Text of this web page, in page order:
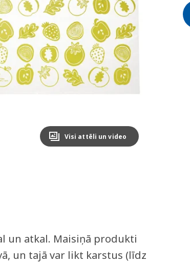
Visi attēli un video
un atkal. Maisiņā produkti
un tajā var likt karstus (līdz